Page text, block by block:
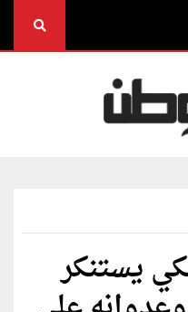
يستنكر